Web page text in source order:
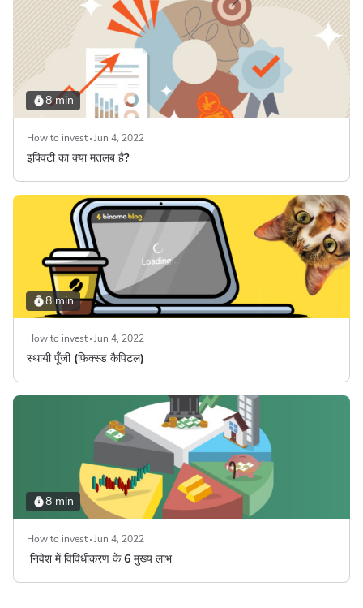
8 min
How to invest Jun 4, 2022
इक्विटी का क्या मतलब है?
8 min
How to invest Jun 4, 2022
स्थायी पूँजी (फिक्स्ड कैपिटल)
8 min
How to invest Jun 4, 2022
निवेश में विविधीकरण के 6 मुख्य लाभ